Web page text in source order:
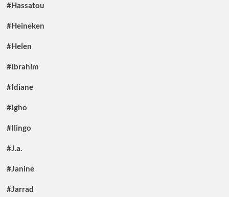
#Hassatou
#Heineken
#Helen
#Ibrahim
#Idiane
#Igho
#Ilingo
#J.a.
#Janine
#Jarrad